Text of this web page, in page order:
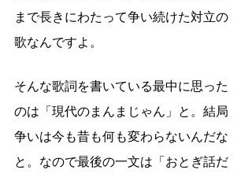
まで長きにわたって争い続けた対立の
歌なんですよ。
そんな歌詞を書いている最中に思った
のは「現代のまんまじゃん」と。結局
争いは今も昔も何も変わらないんだな
と。なので最後の一文は「おとぎ話だ